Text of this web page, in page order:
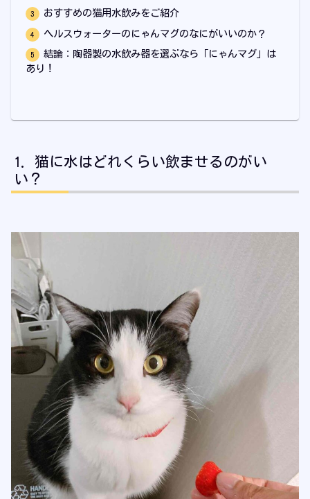
おすすめの猫用水飲みをご紹介
ヘルスウォーターのにゃんマグのなにがいいのか？
結論：陶器製の水飲み器を選ぶなら「にゃんマグ」は
あり！
猫に水はどれくらい飲ませるのがい
い？